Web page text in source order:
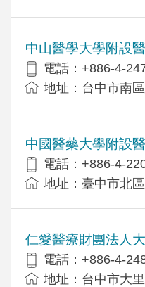
中山醫學大學附設
電話：+886-4-
地址：台中市南
中國醫藥大學附設
電話：+886-4-
地址：臺中市北
仁愛醫療財團法人
電話：+886-4-
地址：台中市大